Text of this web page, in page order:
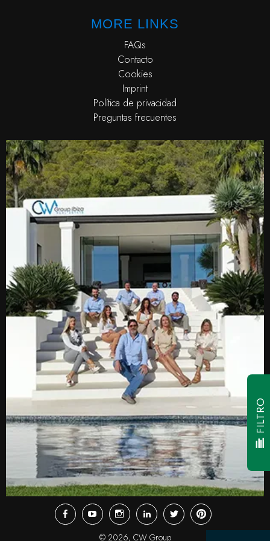
MORE LINKS
FAQs
Contacto
Cookies
Imprint
Política de privacidad
Preguntas frecuentes
FacebookYoutubeInstagramLinkedInTwitter Pinterest
© 2026, CW Group
FILTRO